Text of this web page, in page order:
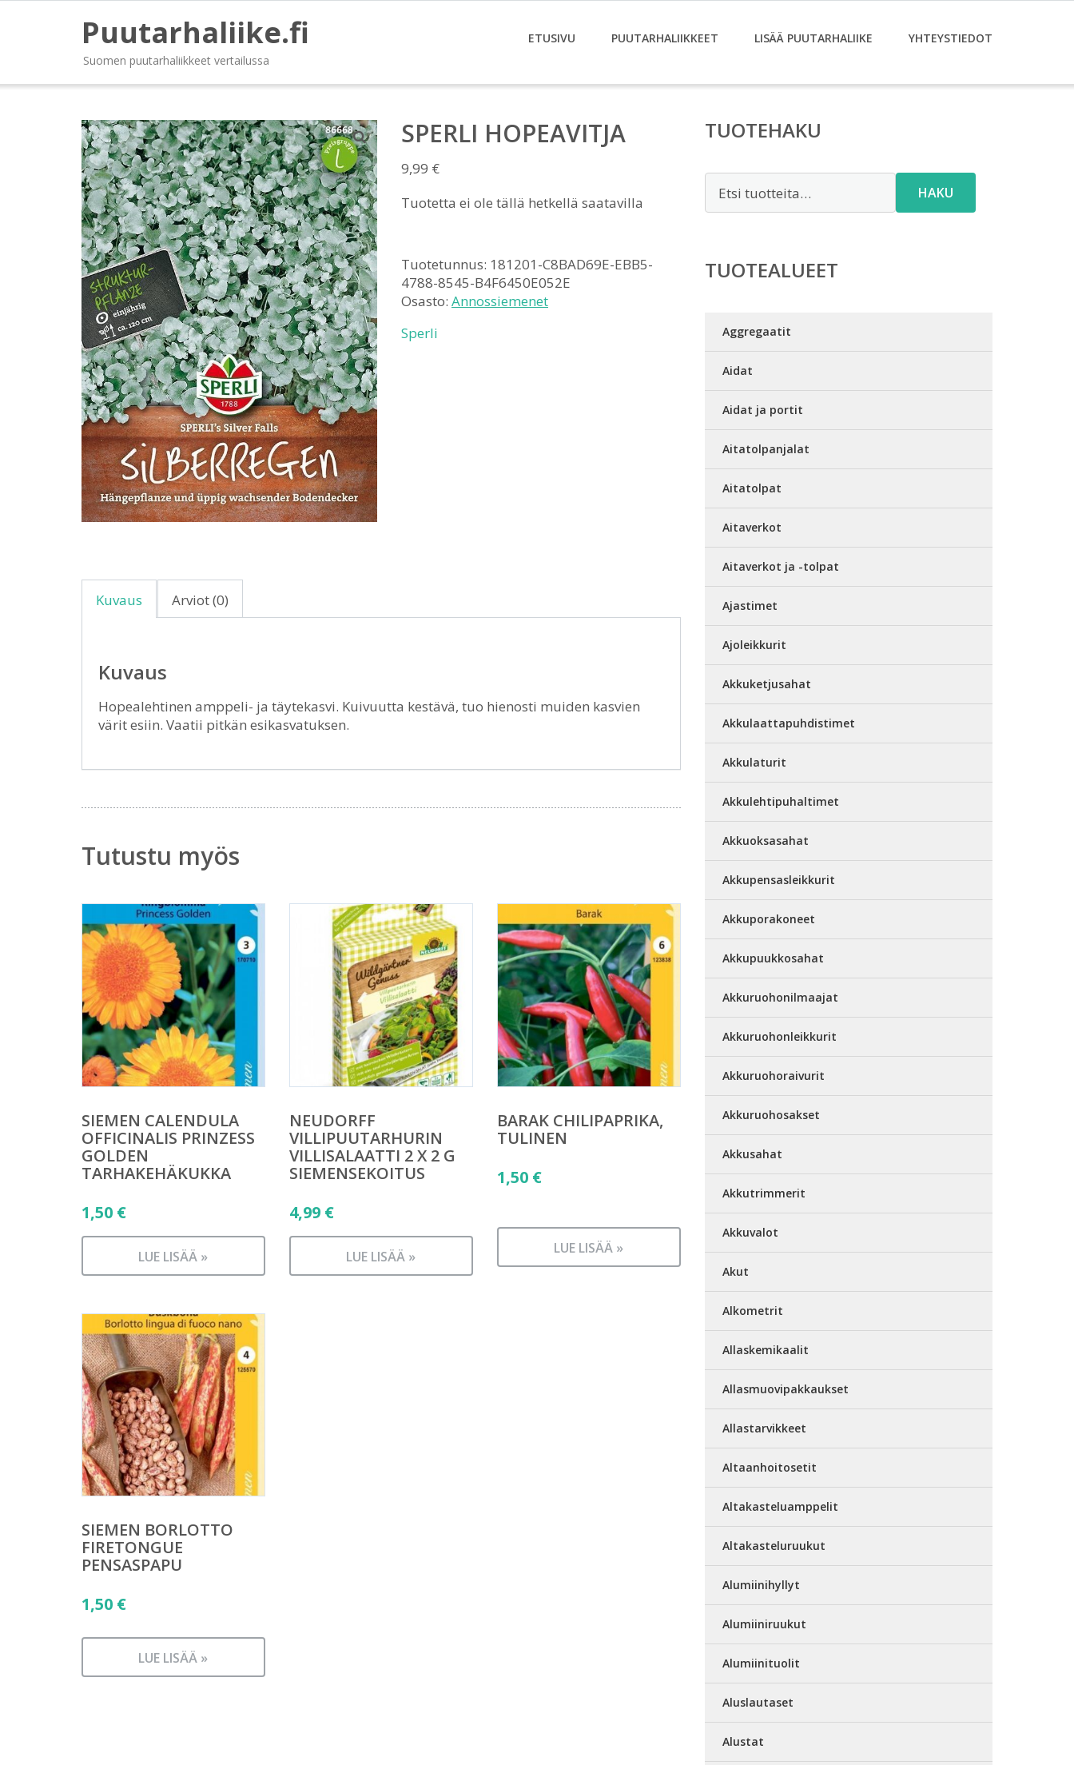
Puutarhaliike.fi
Suomen puutarhaliikkeet vertailussa
ETUSIVU PUUTARHALIIKKEET LISÄÄ PUUTARHALIIKE YHTEYSTIEDOT
SPERLI HOPEAVITJA
9,99 €
Tuotetta ei ole tällä hetkellä saatavilla
Tuotetunnus: 181201-C8BAD69E-EBB5-
4788-8545-B4F6450E052E
Osasto: Annossiemenet
Sperli
Kuvaus Arviot (0)
Kuvaus
Hopealehtinen amppeli- ja täytekasvi. Kuivuutta kestävä, tuo hienosti muiden kasvien
värit esiin. Vaatii pitkän esikasvatuksen.
Tutustu myös
SIEMEN CALENDULA
OFFICINALIS PRINZESS
GOLDEN
TARHAKEHÄKUKKA
1,50 €
LUE LISÄÄ »
NEUDORFF
VILLIPUUTARHURIN
VILLISALAATTI 2 X 2 G
SIEMENSEKOITUS
4,99 €
LUE LISÄÄ »
BARAK CHILIPAPRIKA,
TULINEN
1,50 €
LUE LISÄÄ »
SIEMEN BORLOTTO
FIRETONGUE
PENSASPAPU
1,50 €
LUE LISÄÄ »
TUOTEHAKU
HAKU
TUOTEALUEET
Aggregaatit
Aidat
Aidat ja portit
Aitatolpanjalat
Aitatolpat
Aitaverkot
Aitaverkot ja -tolpat
Ajastimet
Ajoleikkurit
Akkuketjusahat
Akkulaattapuhdistimet
Akkulaturit
Akkulehtipuhaltimet
Akkuoksasahat
Akkupensasleikkurit
Akkuporakoneet
Akkupuukkosahat
Akkuruohonilmaajat
Akkuruohonleikkurit
Akkuruohoraivurit
Akkuruohosakset
Akkusahat
Akkutrimmerit
Akkuvalot
Akut
Alkometrit
Allaskemikaalit
Allasmuovipakkaukset
Allastarvikkeet
Altaanhoitosetit
Altakasteluamppelit
Altakasteluruukut
Alumiinihyllyt
Alumiiniruukut
Alumiinituolit
Aluslautaset
Alustat